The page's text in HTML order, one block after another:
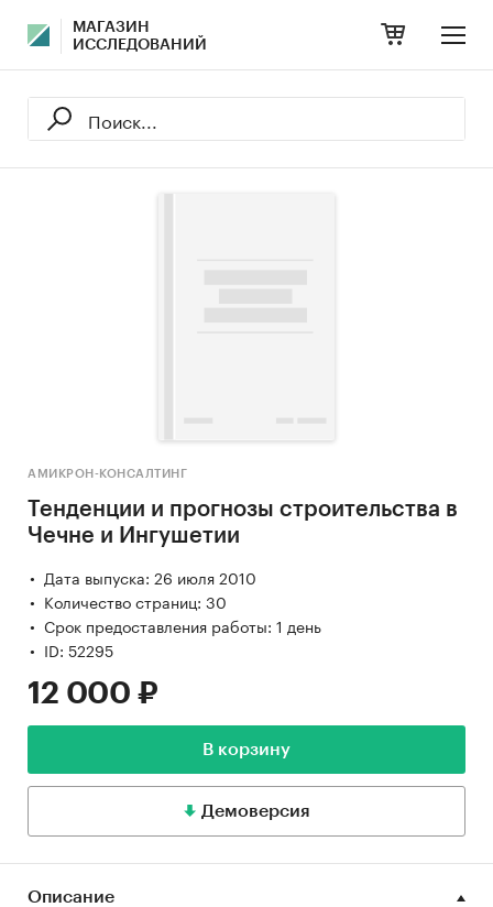
МАГАЗИН
ИССЛЕДОВАНИЙ
АМИКРОН-КОНСАЛТИНГ
Тенденции и прогнозы строительства в
Чечне и Ингушетии
Дата выпуска: 26 июля 2010
Количество страниц: 30
Срок предоставления работы: 1 день
ID: 52295
12 000 ₽
В корзину
Демоверсия
Описание